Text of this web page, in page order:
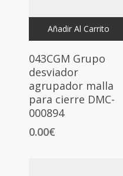
Añadir Al Carrito
043CGM Grupo
desviador
agrupador malla
para cierre DMC-
000894
0.00€